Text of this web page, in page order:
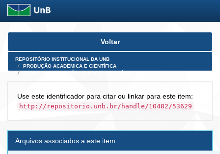
Skip
Voltar
REPOSITÓRIO INSTITUCIONAL DA UNB
PRODUÇÃO ACADÊMICA E CIENTÍFICA
Use este identificador para citar ou linkar para este item:
http://repositorio.unb.br/handle/10482/53629
Arquivos associados a este item: